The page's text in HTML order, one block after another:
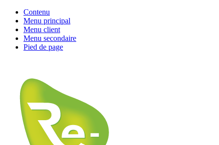
Contenu
Menu principal
Menu client
Menu secondaire
Pied de page